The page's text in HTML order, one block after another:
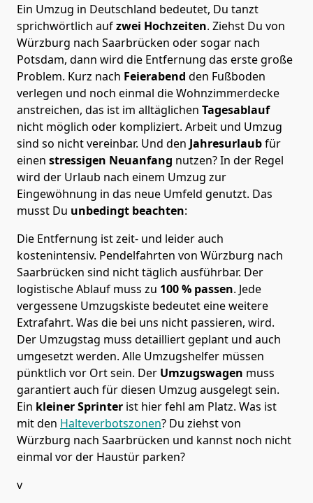
Ein Umzug in Deutschland bedeutet, Du tanzt
sprichwörtlich aufzwei Hochzeiten. Ziehst Du von
Würzburg nach Saarbrücken oder sogar nach
Potsdam, dann wird die Entfernung das erste große
Problem. Kurz nach Feierabend den Fußboden
verlegen und noch einmal die Wohnzimmerdecke
anstreichen, das ist im alltäglichen Tagesablauf
nicht möglich oder kompliziert. Arbeit und Umzug
sind so nicht vereinbar. Und den Jahresurlaubfür
einen stressigen Neuanfang nutzen? In der Regel
wird der Urlaub nach einem Umzug zur
Eingewöhnung in das neue Umfeld genutzt. Das
musst Du unbedingt beachten:
Die Entfernung ist zeit- und leider auch
kostenintensiv. Pendelfahrten von Würzburg nach
Saarbrücken sind nicht täglich ausführbar. Der
logistische Ablauf muss zu 100 % passen. Jede
vergessene Umzugskiste bedeutet eine weitere
Extrafahrt. Was die bei uns nicht passieren, wird.
Der Umzugstag muss detailliert geplant und auch
umgesetzt werden. Alle Umzugshelfer müssen
pünktlich vor Ort sein. Der Umzugswagen muss
garantiert auch für diesen Umzug ausgelegt sein.
Ein kleiner Sprinter ist hier fehl am Platz. Was ist
mit den Halteverbotszonen? Du ziehst von
Würzburg nach Saarbrücken und kannst noch nicht
einmal vor der Haustür parken?
v